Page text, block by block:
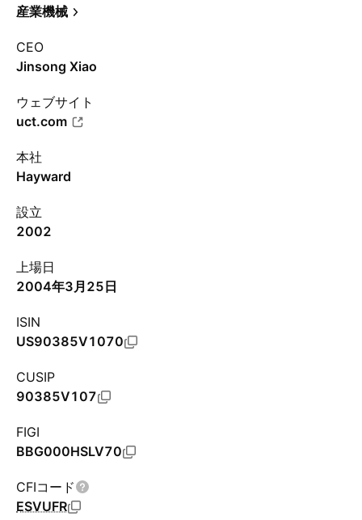
産業機械
CEO
Jinsong Xiao
ウェブサイト
uct.com
本社
Hayward
設立
2002
上場日
2004年3月25日
ISIN
US90385V1070
CUSIP
90385V107
FIGI
BBG000HSLV70
CFIコード
ESVUFR